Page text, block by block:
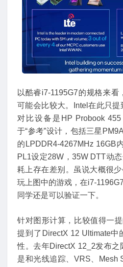
以酷睿i7-1195G7的规格来看
可能会比较大。Intel在此只
对比设备是HP Probook
于“参考”设计，包括三星
的LPDDR4-4267MHz 16GB
PL1设定28W，35W DTT动
耗上存在差别。虽说大概很
玩上图中的游戏，在i7-
同学还是可以验证一下。
针对图形计算，比较值得一
提到了DirectX 12 Ultimate中
性。去年DirectX 12_2发布之
是和光线追踪、VRS、Mesh